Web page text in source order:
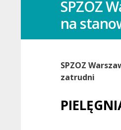
SPZOZ
na
SPZOZ
zatrudni